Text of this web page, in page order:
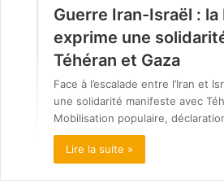
Guerre Iran-Israël :
exprime une
Téhéran et Gaza
Face à l’escalade entre l’Iran et
une solidarité manifeste avec
Mobilisation populaire,
Lire la suite »